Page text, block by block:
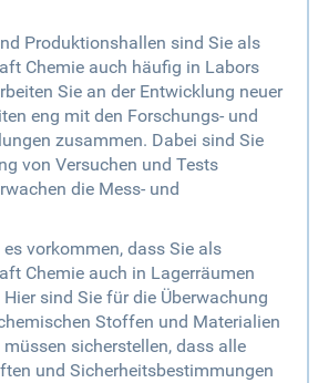
Produktionshallen sind Sie als
Chemie auch häufig in Labors
Sie an der Entwicklung neuer
eng mit den Forschungs- und
zusammen. Dabei sind Sie
von Versuchen und Tests
die Mess- und
vorkommen, dass Sie als
Chemie auch in Lagerräumen
sind Sie für die Überwachung
Stoffen und Materialien
sicherstellen, dass alle
und Sicherheitsbestimmungen